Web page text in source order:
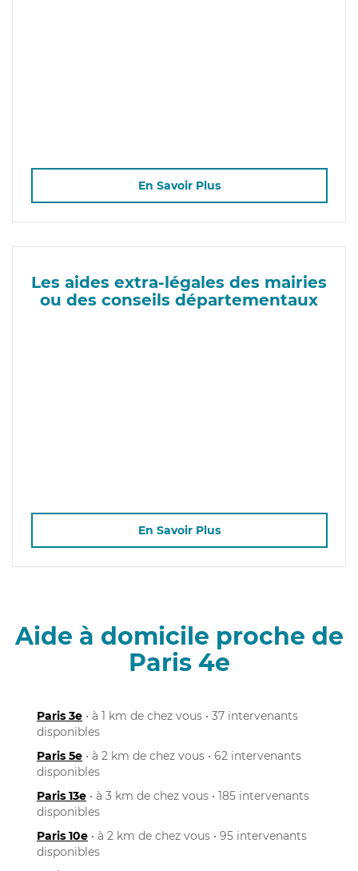
En Savoir Plus
Les aides extra-légales des mairies
ou des conseils départementaux
En Savoir Plus
Aide à domicile proche de
Paris 4e
Paris 3e • à 1 km de chez vous • 37 intervenants
disponibles
Paris 5e • à 2 km de chez vous • 62 intervenants
disponibles
Paris 13e • à 3 km de chez vous • 185 intervenants
disponibles
Paris 10e • à 2 km de chez vous • 95 intervenants
disponibles